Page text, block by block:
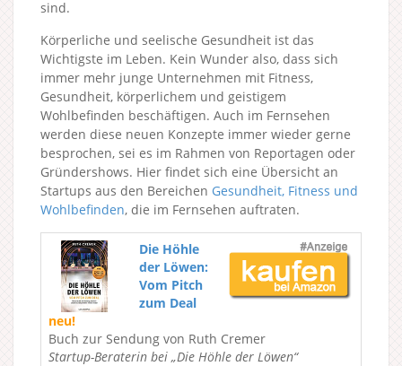
sind.
Körperliche und seelische Gesundheit ist das
Wichtigste im Leben. Kein Wunder also, dass sich
immer mehr junge Unternehmen mit Fitness,
Gesundheit, körperlichem und geistigem
Wohlbefinden beschäftigen. Auch im Fernsehen
werden diese neuen Konzepte immer wieder gerne
besprochen, sei es im Rahmen von Reportagen oder
Gründershows. Hier findet sich eine Übersicht an
Startups aus den Bereichen Gesundheit, Fitness und
Wohlbefinden, die im Fernsehen auftraten.
Die Höhle
der Löwen:
Vom Pitch
zum Deal
neu!
Buch zur Sendung von Ruth Cremer
Startup-Beraterin bei „Die Höhle der Löwen“